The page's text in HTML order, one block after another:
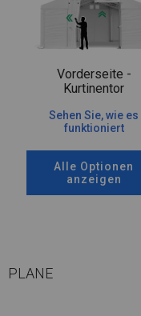
Vorderseite -
Kurtinentor
Sehen Sie, wie es
funktioniert
Alle Optionen
anzeigen
PLANE